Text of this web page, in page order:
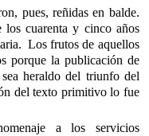
pues, reñidas en balde.
cuarenta y cinco años
Los frutos de aquellos
porque la publicación de
heraldo del triunfo del
del texto primitivo lo fue
a los servicios